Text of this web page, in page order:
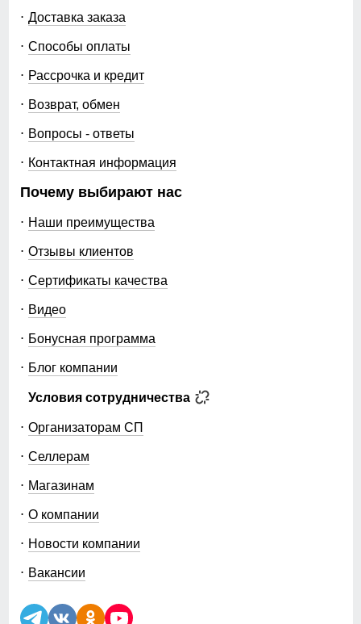
Доставка заказа
Способы оплаты
Рассрочка и кредит
Возврат, обмен
Вопросы - ответы
Контактная информация
Почему выбирают нас
Наши преимущества
Отзывы клиентов
Сертификаты качества
Видео
Бонусная программа
Блог компании
Условия сотрудничества
Организаторам СП
Селлерам
Магазинам
О компании
Новости компании
Вакансии